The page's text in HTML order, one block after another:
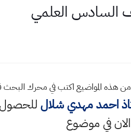
السادس العلمي
من هذه المواضيع اكتب في محرك
احمد مهدي شلال
في موضوع